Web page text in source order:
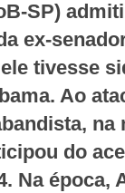
SP)
ex-
tivesse
Ao
do
Na época,